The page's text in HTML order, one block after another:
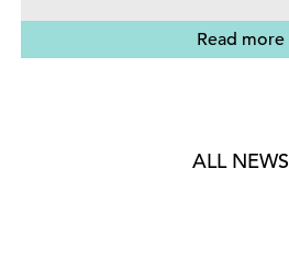
Read more
ALL NEWS